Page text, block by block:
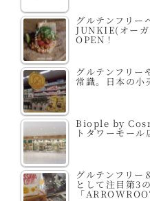
グルテンフリ
JUNKIE(オー
OPEN！
グルテンフリー
常識。日本の小
Biople by
トタワーモール
グルテンフリー
として注目第3
「